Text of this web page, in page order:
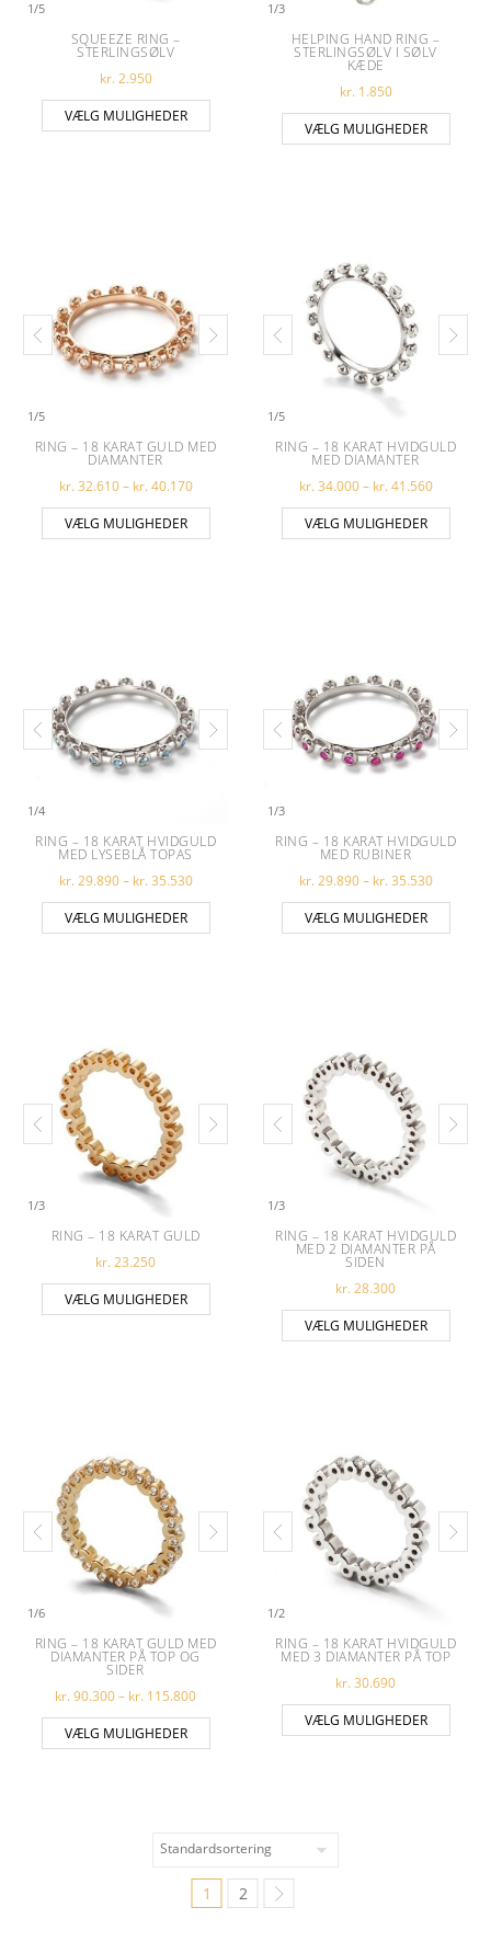
1/5
SQUEEZE RING –
STERLINGSØLV
kr.2.950
VÆLG MULIGHEDER
Dette vare har flere varianter.
1/3
HELPING HAND RING –
STERLINGSØLV I SØLV
KÆDE
kr.1.850
VÆLG MULIGHEDER
1/5
RING – 18 KARAT GULD MED
DIAMANTER
kr.32.610 – kr.40.170Prisinterval: kr. 32.610 til kr. 40.170
VÆLG MULIGHEDER Dette vare har flere varianter.
1/5
RING – 18 KARAT HVIDGULD
MED DIAMANTER
kr.34.000 – kr.41.560
VÆLG MULIGHEDER
1/4
RING – 18 KARAT HVIDGULD
MED LYSEBLÅ TOPAS
kr.29.890 – kr.35.530Prisinterval: kr. 29.890 til kr. 35.530
VÆLG MULIGHEDER Dette vare har flere varianter.
1/3
RING – 18 KARAT HVIDGULD
MED RUBINER
kr.29.890 – kr.35.530
VÆLG MULIGHEDER
1/3
RING – 18 KARAT GULD
kr.23.250
VÆLG MULIGHEDER
Dette vare har flere varianter.
1/3
RING – 18 KARAT HVIDGULD
MED 2 DIAMANTER PÅ
SIDEN
kr.28.300
VÆLG MULIGHEDER
1/6
RING – 18 KARAT GULD MED
DIAMANTER PÅ TOP OG
SIDER
kr.90.300– kr. 115.800Prisinterval: kr. 90.300 til kr. 115.800
VÆLG MULIGHEDER Dette vare har flere varianter.
1/2
RING – 18 KARAT HVIDGULD
MED 3 DIAMANTER PÅ TOP
kr.30.690
VÆLG MULIGHEDER
1 2